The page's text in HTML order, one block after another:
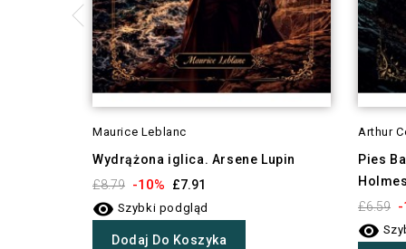
Maurice Leblanc
Wydrążona iglica. Arsene Lupin
£8.79 -10% £7.91
 Szybki podgląd
Dodaj Do Koszyka
Arthur
Pies
£6.59 -
